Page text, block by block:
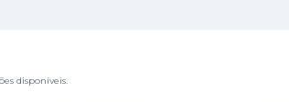
disponíveis.